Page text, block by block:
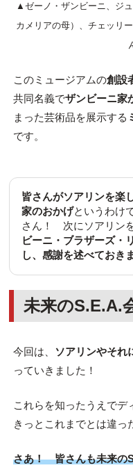
▲ゼーノ・ザンビーニ、ジ
カメリアの母）、チェッリ
このミュージアムの創設
共同名義でザンビーニ家
まった芸術品を展示する
です。
皆さんがソアリンを楽
家のおかげというわけ
さん！ 次にソアリン
ビーニ・ブラザーズ・
し、感謝を述べておき
未来のS.E.A.
今回は、 ソアリンやそれ
っていきました！
これらを知ったうえでデ
きっとこれまでとは違っ
さあ！ 皆さんも未来の